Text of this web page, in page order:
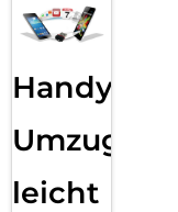
Handy
Umzug
leicht